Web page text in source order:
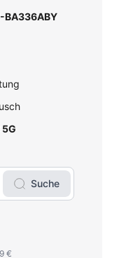
BA336ABY
Suche
€